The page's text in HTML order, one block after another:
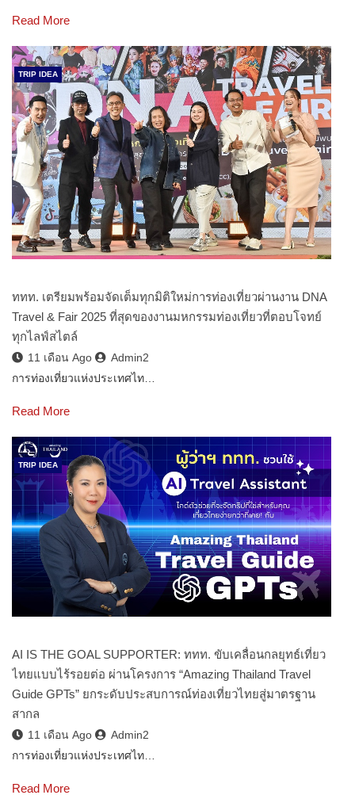
Read More
TRIP IDEA
ททท. เตรียมพร้อมจัดเต็มทุกมิติใหม่การท่องเที่ยวผ่านงาน DNA
Travel & Fair 2025 ที่สุดของงานมหกรรมท่องเที่ยวที่ตอบโจทย์
ทุกไลฟ์สไตล์
11 เดือน Ago
Admin2
การท่องเที่ยวแห่งประเทศไท…
Read More
TRIP IDEA
AI IS THE GOAL SUPPORTER: ททท. ขับเคลื่อนกลยุทธ์เที่ยว
ไทยแบบไร้รอยต่อ ผ่านโครงการ “Amazing Thailand Travel
Guide GPTs” ยกระดับประสบการณ์ท่องเที่ยวไทยสู่มาตรฐาน
สากล
11 เดือน Ago
Admin2
การท่องเที่ยวแห่งประเทศไท…
Read More